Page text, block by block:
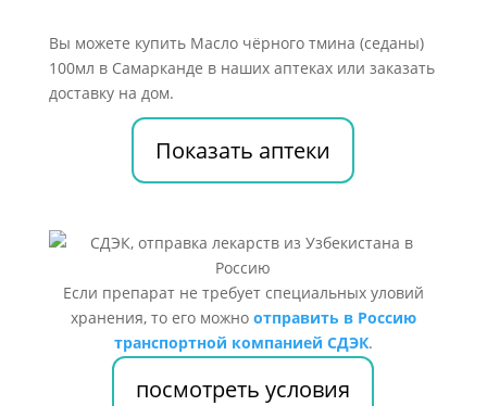
Вы можете купить Масло чёрного тмина (седаны)
100мл в Самарканде в наших аптеках или заказать
доставку на дом.
Показать аптеки
Если препарат не требует специальных уловий
хранения, то его можно отправить в Россию
транспортной компанией СДЭК.
посмотреть условия